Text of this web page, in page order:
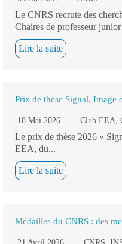
Le CNRS recrute des
Chaires de professeur
Lire la suite
Prix de thèse Signal, Image
18 Mai 2026 Club EEA,
Le prix de thèse 2026 «
EEA, du...
Lire la suite
Médailles du CNRS : des